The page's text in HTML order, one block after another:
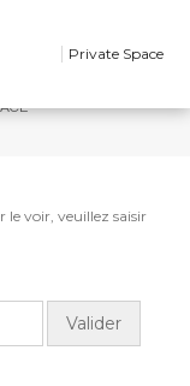
Private Space
le voir, veuillez saisir